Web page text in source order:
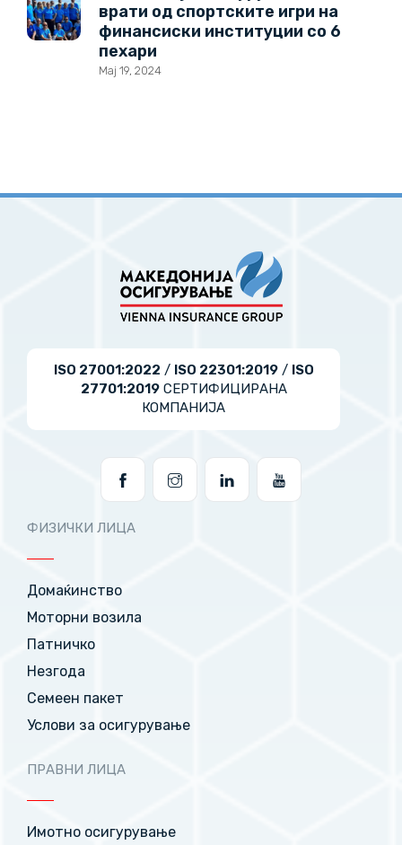
врати од спортските игри на
финансиски институции со 6
пехари
Мај 19, 2024
ISO 27001:2022 / ISO 22301:2019/ ISO
27701:2019СЕРТИФИЦИРАНА
КОМПАНИЈА
ФИЗИЧКИ ЛИЦА
Домаќинство
Моторни возила
Патничко
Незгода
Семеен пакет
Услови за осигурување
ПРАВНИ ЛИЦА
Имотно осигурување